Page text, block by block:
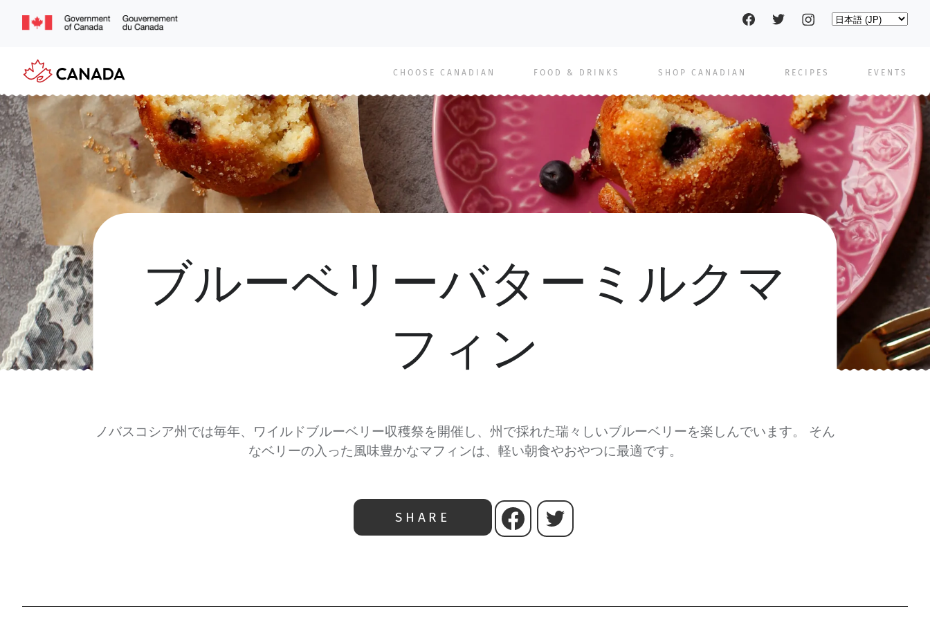
main
Social
pages
Select
Main
navigation
CHOOSE CANADIAN FOOD & DRINKS SHOP CANADIAN RECIPES EVENTS
ブルーベリーバターミルクマ
フィン
ノバスコシア州では毎年、ワイルドブルーベリー収穫祭を開催し、州で採れた瑞々しいブルーベリーを楽しんでいます。 そん
なベリーの入った風味豊かなマフィンは、軽い朝食やおやつに最適です。
SHARE